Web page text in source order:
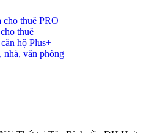
cho thuê PRO
thuê
hộ Plus+
nhà, văn phòng